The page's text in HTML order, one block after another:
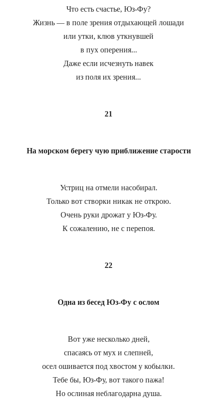
Что есть счастье, Юз-Фу?
Жизнь — в поле зрения отдыхающей лошади
или утки, клюв уткнувшей
в пух оперения...
Даже если исчезнуть навек
из поля их зрения...
21
На морском берегу чую приближение старости
Устриц на отмели насобирал.
Только вот створки никак не открою.
Очень руки дрожат у Юз-Фу.
К сожалению, не с перепоя.
22
Одна из бесед Юз-Фу с ослом
Вот уже несколько дней,
спасаясь от мух и слепней,
осел ошивается под хвостом у кобылки.
Тебе бы, Юз-Фу, вот такого пажа!
Но ослиная неблагодарна душа.